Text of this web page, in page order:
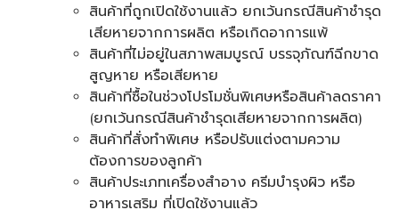
สินค้าที่ถูกเปิดใช้งานแล้ว ยกเว้นกรณีสินค้าชำรุด
เสียหายจากการผลิต หรือเกิดอาการแพ้
สินค้าที่ไม่อยู่ในสภาพสมบูรณ์ บรรจุภัณฑ์ฉีกขาด
สูญหาย หรือเสียหาย
สินค้าที่ซื้อในช่วงโปรโมชั่นพิเศษหรือสินค้าลดราคา
(ยกเว้นกรณีสินค้าชำรุดเสียหายจากการผลิต)
สินค้าที่สั่งทำพิเศษ หรือปรับแต่งตามความ
ต้องการของลูกค้า
สินค้าประเภทเครื่องสำอาง ครีมบำรุงผิว หรือ
อาหารเสริม ที่เปิดใช้งานแล้ว